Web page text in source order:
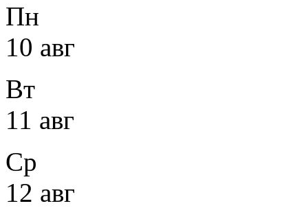
Пн
10 авг
Вт
11 авг
Ср
12 авг